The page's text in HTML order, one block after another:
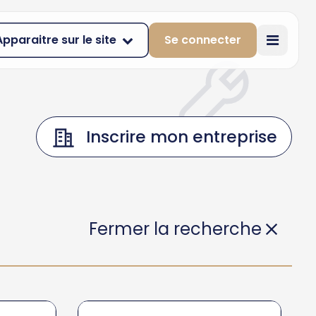
sur le site Se connecter
Inscrire mon entreprise
Fermer la recherche